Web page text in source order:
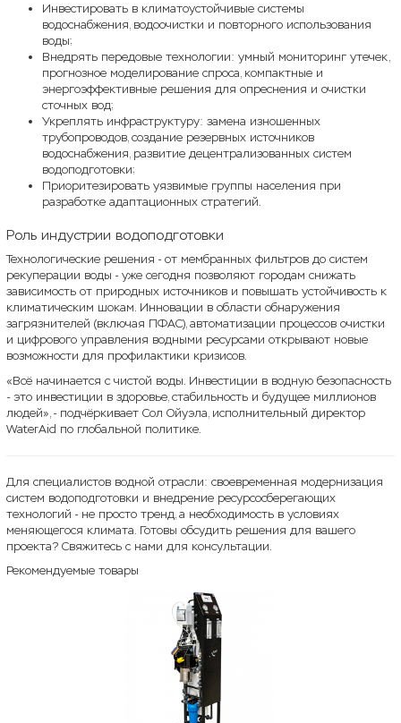
Инвестировать в климатоустойчивые системы
водоснабжения, водоочистки и повторного использования
воды;
Внедрять передовые технологии: умный мониторинг утечек,
прогнозное моделирование спроса, компактные и
энергоэффективные решения для опреснения и очистки
сточных вод;
Укреплять инфраструктуру: замена изношенных
трубопроводов, создание резервных источников
водоснабжения, развитие децентрализованных систем
водоподготовки;
Приоритезировать уязвимые группы населения при
разработке адаптационных стратегий.
Роль индустрии водоподготовки
Технологические решения - от мембранных фильтров до систем
рекуперации воды - уже сегодня позволяют городам снижать
зависимость от природных источников и повышать устойчивость к
климатическим шокам. Инновации в области обнаружения
загрязнителей (включая ПФАС), автоматизации процессов очистки
и цифрового управления водными ресурсами открывают новые
возможности для профилактики кризисов.
«Всё начинается с чистой воды. Инвестиции в водную безопасность
- это инвестиции в здоровье, стабильность и будущее миллионов
людей», - подчёркивает Сол Ойуэла, исполнительный директор
WaterAid по глобальной политике.
Для специалистов водной отрасли: своевременная модернизация
систем водоподготовки и внедрение ресурсосберегающих
технологий - не просто тренд, а необходимость в условиях
меняющегося климата. Готовы обсудить решения для вашего
проекта? Свяжитесь с нами для консультации.
Рекомендуемые товары